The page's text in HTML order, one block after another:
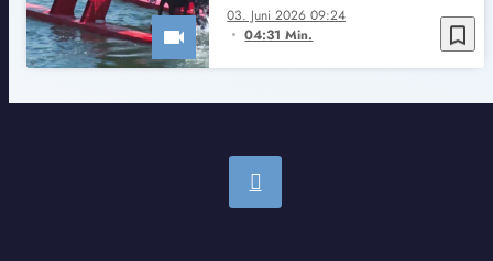
bookmark_border
03. Juni 2026 09:24
04:31 Min.